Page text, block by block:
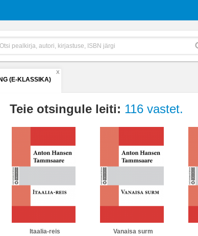
(E-KLASSIKA)
X
Teie otsingule leiti: 116 vastet.
Itaalia-reis Vanaisa surm